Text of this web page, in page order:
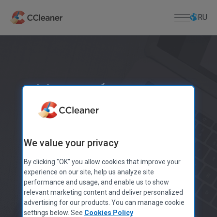
основному
содержанию
CCleaner
CCleaner Browser
Recuva
МОБИЛЬНЫЕ ПРИЛОЖЕНИЯ И MAC
CCleaner для Android
CCleaner для iOS
ПРИЛОЖЕНИЯ ДЛЯ MAC
Скачать CCleaner for Mac
Скачать Defraggler
Скачать Recuva
Скачать Speccy
Скачать CCleaner для Android
Скачать CCleaner для iOS
ПОДДЕРЖКА ПРОДУКЦИИ
Утеря Ключа Лицензии
Центр помощи
Форум Сообщества
Сведения о Компании
блог
Пресс-релизы
RU
Как обновить
драйвера для
Windows 10
онлайн?
2.5 МИЛЛИАРДА загрузок CCleaner
We value your privacy
By clicking "OK" you allow cookies that improve your
experience on our site, help us analyze site
performance and usage, and enable us to show
relevant marketing content and deliver personalized
advertising for our products. You can manage cookie
settings below. See Cookies Policy